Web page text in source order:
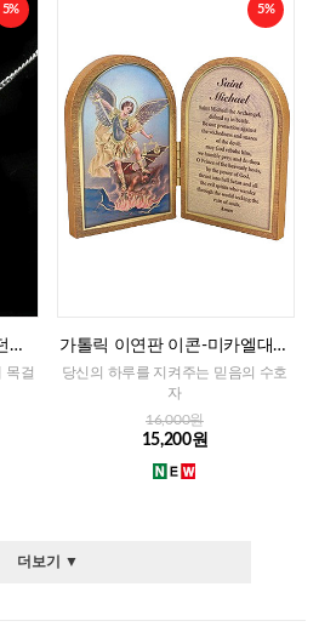
5%
트
목걸
5%
가톨릭 이연판 이콘-미카엘대천
사+기도문(이태리)
당신의 하루를 지켜주는 믿음의 수호
자
16,000원
15,200원
더보기 ▼